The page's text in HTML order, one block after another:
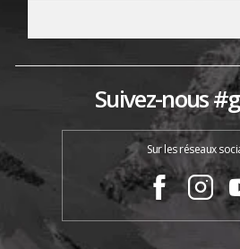
Suivez-nous
Sur les réseaux